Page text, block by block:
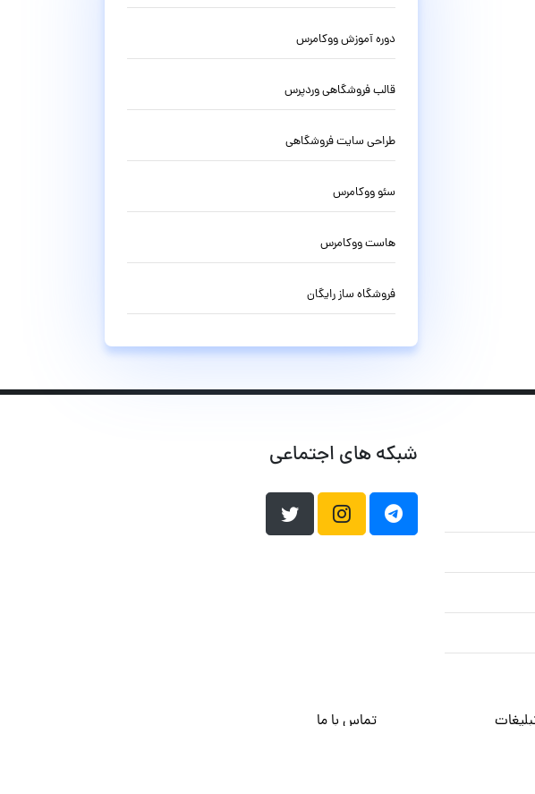
دوره آموزش ووکامرس
قالب فروشگاهی وردپرس
طراحی سایت فروشگاهی
سئو ووکامرس
هاست ووکامرس
فروشگاه ساز رایگان
شبکه های اجتماعی
تماس با ما